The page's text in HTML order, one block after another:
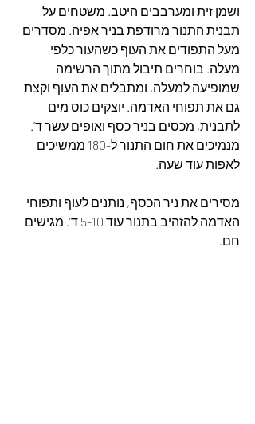
ושמן זית ומערבבים היטב. משטחים על
תבנית התנור מרודפת בניר אפיה. מסדרים
מעל התפודים את העוף כשהעור כלפי
מעלה. בוחרים תיבול מתוך הרשימה
שמופיעה למעלה, ומתבלים את העוף וקצת
גם את תפוחי האדמה. יוצקים כוס מים
לתבנית, מכסים בניר כסף ואופים עשר ד’.
מנמיכים את חום התנור ל-180 ממשיכים
לאפות עוד שעה.
מסירים את ניר הכסף, נותנים לעוף ותפוחי
האדמה להזהיב בתנור עוד 5-10 ד’. מגישים
חם.